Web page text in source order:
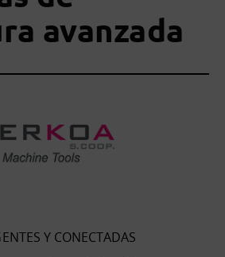
avanzada
Y CONECTADAS